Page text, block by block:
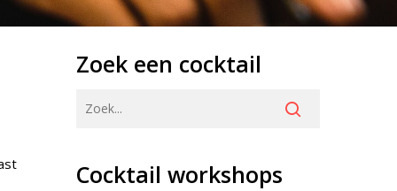
Zoek een cocktail
Cocktail workshops